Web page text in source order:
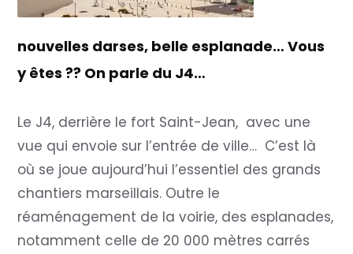
nouvelles darses, belle esplanade… Vous
y êtes ?? On parle du J4…
Le J4, derrière le fort Saint-Jean, avec une
vue qui envoie sur l’entrée de ville… C’est là
où se joue aujourd’hui l’essentiel des grands
chantiers marseillais. Outre le
réaménagement de la voirie, des esplanades,
notamment celle de 20 000 mètres carrés